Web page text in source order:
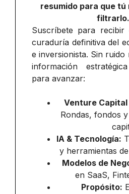
resumido para que tú
filtrarlo.
Suscríbete para recibir
curaduría definitiva del
e inversionista. Sin
información
para avanzar:
Venture
Rondas, fondos
IA & Tecnología:
y herramientas
Modelos de
en SaaS,
Propósito: